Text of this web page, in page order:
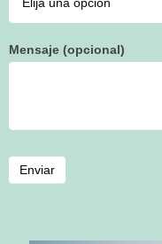
Mensaje (opcional)
Enviar